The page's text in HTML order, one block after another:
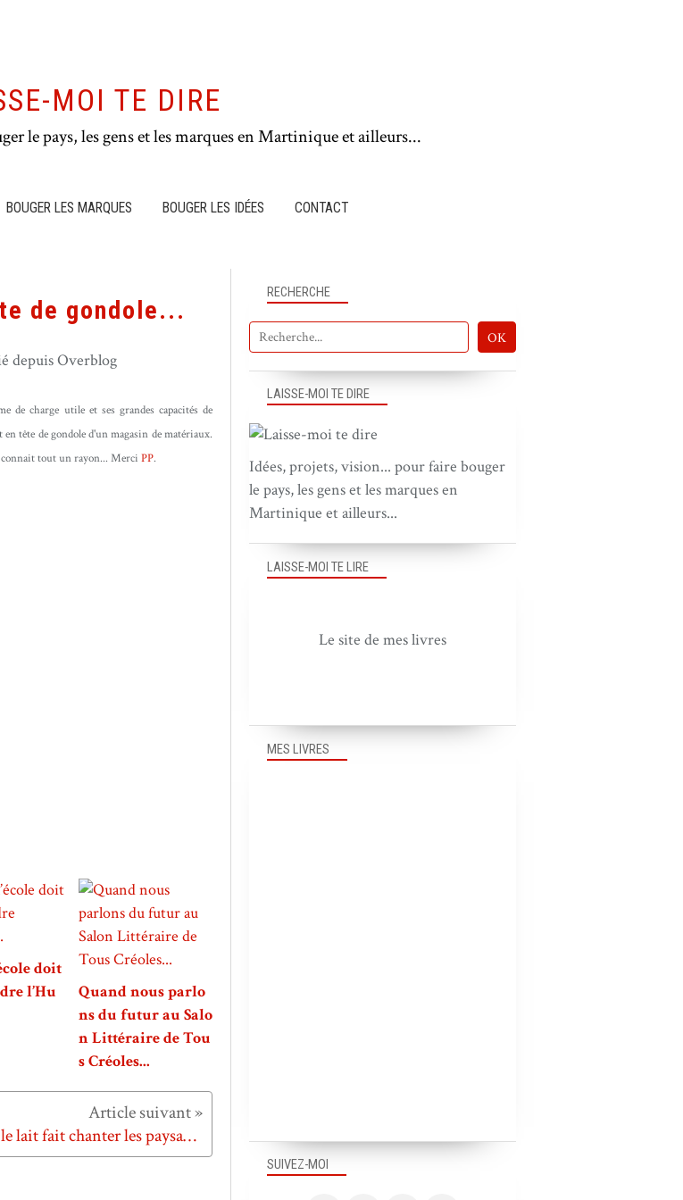
MOI TE DIRE
le pays, les gens et les marques en Martinique et ailleurs...
BOUGER LES MARQUES BOUGER LES IDÉES CONTACT
de gondole...
depuis Overblog
de charge utile et ses grandes capacités de
tête de gondole d'un magasin de matériaux.
tout un rayon... Merci PP.
doit
l’Hu
Quand nous parlo
ns du futur au Salo
n Littéraire de Tou
s Créoles...
Quand le lait fait chanter les paysans...
SUIVEZ-MOI
RECHERCHE
LAISSE-MOI TE DIRE
Idées, projets, vision... pour faire bouger
le pays, les gens et les marques en
Martinique et ailleurs...
MES LIVRES
LAISSE-MOI TE LIRE
Le site de mes livres